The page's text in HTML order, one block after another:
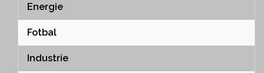
Energie
Fotbal
Industrie